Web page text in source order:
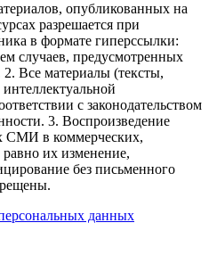
опубликованных на
разрешается при
в формате гиперссылки:
случаев, предусмотренных
2. Все материалы (тексты,
с законодательством
3. Воспроизведение
СМИ в коммерческих,
их изменение,
без письменного
данных